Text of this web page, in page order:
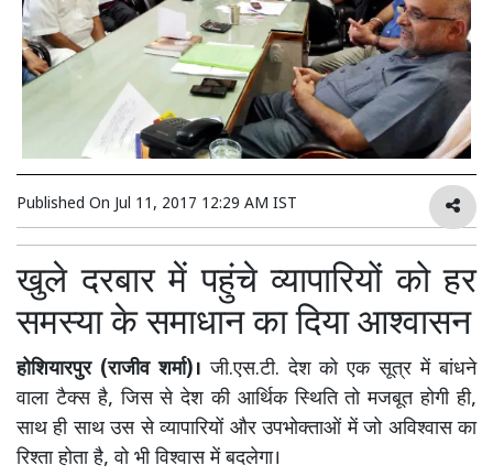
Published On Jul 11, 2017 12:29 AM IST
खुले दरबार में पहुंचे व्यापारियों को हर
समस्या के समाधान का दिया आश्वासन
होशियारपुर (राजीव शर्मा)। जी.एस.टी. देश को एक सूत्र में बांधने
वाला टैक्स है, जिस से देश की आर्थिक स्थिति तो मजबूत होगी ही,
साथ ही साथ उस से व्यापारियों और उपभोक्ताओं में जो अविश्वास का
रिश्ता होता है, वो भी विश्वास में बदलेगा।